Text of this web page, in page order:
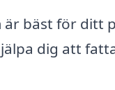
är bäst för ditt
dig att